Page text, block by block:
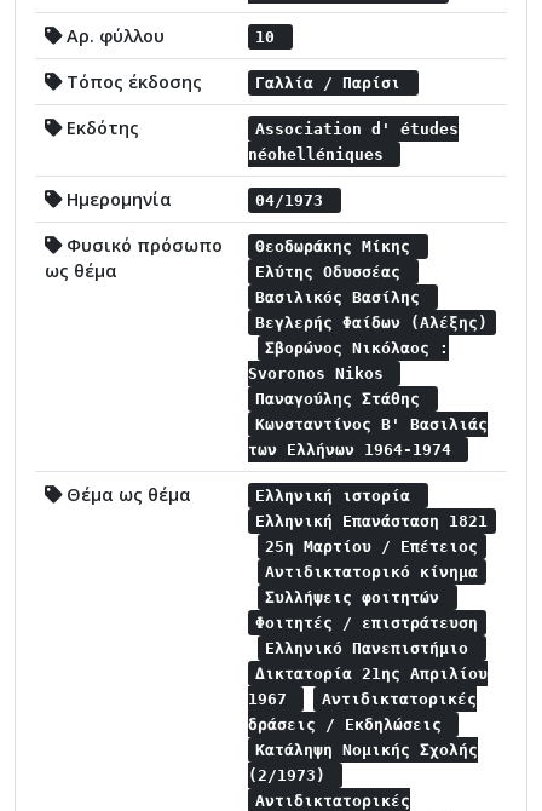
Αρ. φύλλου 10
Τόπος έκδοσης Γαλλία / Παρίσι
Εκδότης
Association d' études
néohelléniques
Ημερομηνία 04/1973
Φυσικό πρόσωπο
ως θέμα
Θεοδωράκης Μίκης
Ελύτης Οδυσσέας
Βασιλικός Βασίλης
Βεγλερής Φαίδων (Αλέξης)
Σβορώνος Νικόλαος :
Svoronos Nikos
Παναγούλης Στάθης
Κωνσταντίνος Β' Βασιλιάς
των Ελλήνων 1964-1974
Θέμα ως θέμα
Ελληνική ιστορία
Ελληνική Επανάσταση 1821
25η Μαρτίου / Επέτειος
Αντιδικτατορικό κίνημα
Συλλήψεις φοιτητών
Φοιτητές / επιστράτευση
Ελληνικό Πανεπιστήμιο
Δικτατορία 21ης Απριλίου
1967
Αντιδικτατορικές
δράσεις / Εκδηλώσεις
Κατάληψη Νομικής Σχολής
(2/1973)
Αντιδικτατορικές